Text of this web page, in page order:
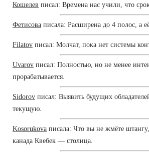
Кошелев писал: Времена нас учили, что
Фетисова писала: Расширена до 4 полос, а
Filatov писал: Молчат, пока нет системы
Uvarov писал: Полностью, но не менее
прорабатывается.
Sidorov писал: Выявить будущих
текущую.
Kosorukova писала: Что вы не жмёте
канада Квебек — столица.